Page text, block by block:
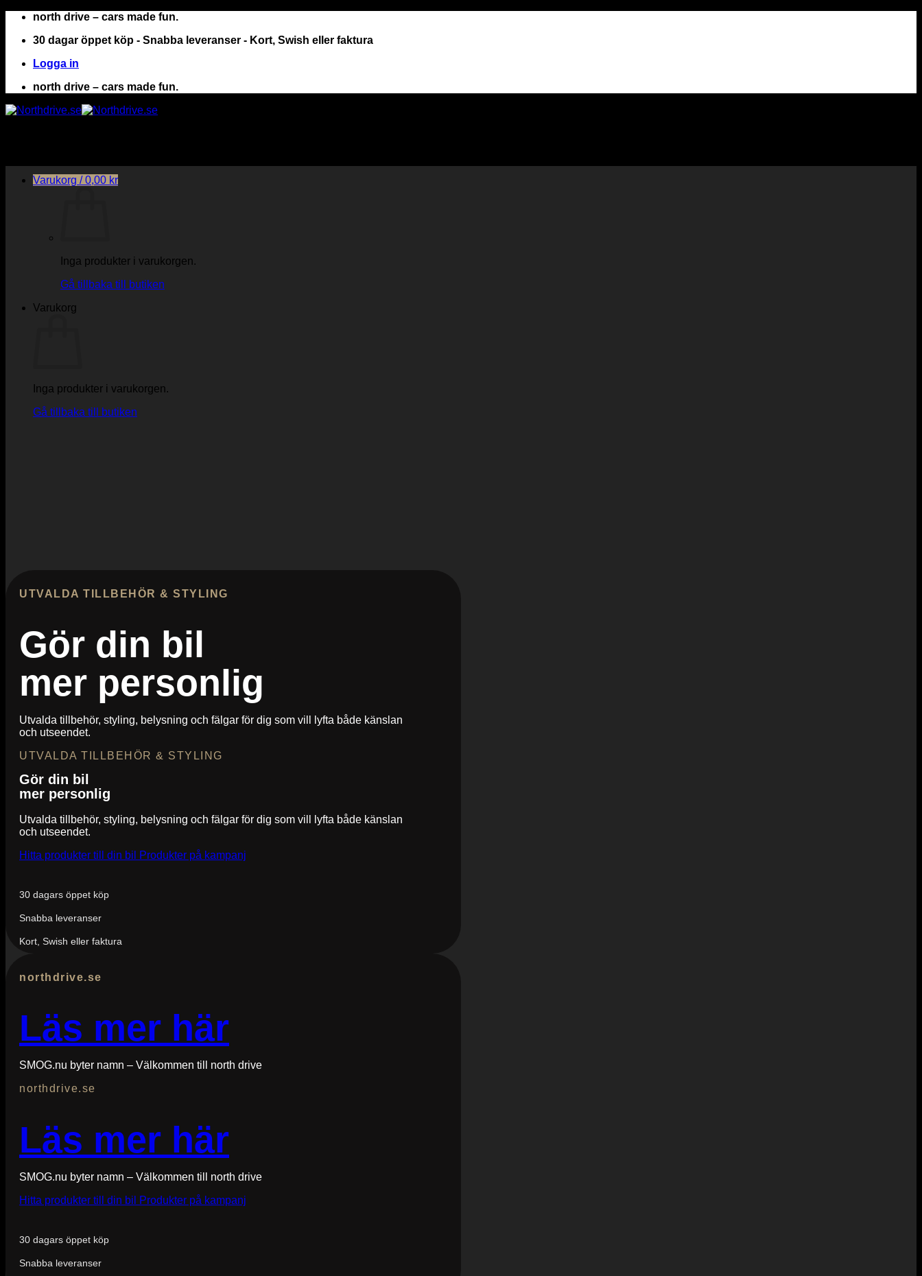
Skip
content
north drive – cars made fun.
30 dagar öppet köp - Snabba leveranser - Kort, Swish eller faktura
Logga in
north drive – cars made fun.
Varukorg /0,00 kr
Inga produkter i varukorgen.
Gå tillbaka till butiken
Varukorg
Inga produkter i varukorgen.
Gå tillbaka till butiken
UTVALDA TILLBEHÖR & STYLING
Gör din bil
mer personlig
Utvalda tillbehör, styling, belysning och fälgar för dig som vill lyfta både känslan
och utseendet.
UTVALDA TILLBEHÖR & STYLING
Gör din bil
mer personlig
Utvalda tillbehör, styling, belysning och fälgar för dig som vill lyfta både känslan
och utseendet.
Hitta produkter till din bil
Produkter på kampanj
30 dagars öppet köp
Snabba leveranser
Kort, Swish eller faktura
northdrive.se
Läs mer här
SMOG.nu byter namn – Välkommen till north drive
northdrive.se
Läs mer här
SMOG.nu byter namn – Välkommen till north drive
Hitta produkter till din bil
Produkter på kampanj
30 dagars öppet köp
Snabba leveranser